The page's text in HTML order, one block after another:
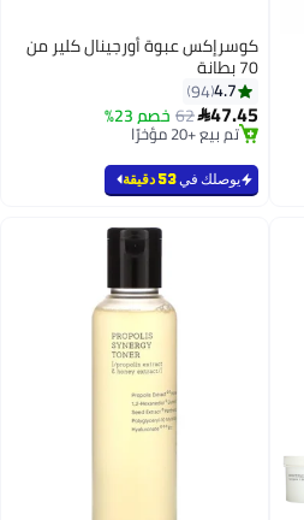
كوسرإكس عبوة أورجينال كلير من
70 بطانة
4.7
94
47.45
62 خصم 23%
تم بيع +20 مؤخرًا
تم بيع +20 مؤخرًا
يوصلك في53 دقيقة